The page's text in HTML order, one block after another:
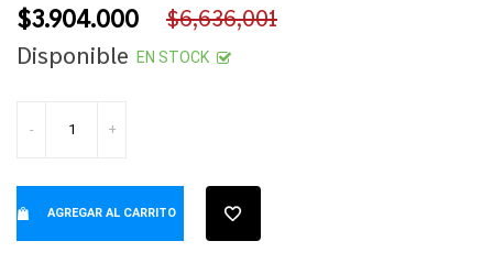
Precio
habitual
$3.904.000 $6,636,001
Disponible EN STOCK
- +
AGREGAR AL CARRITO